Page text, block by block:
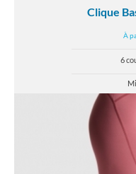
Clique
À
6